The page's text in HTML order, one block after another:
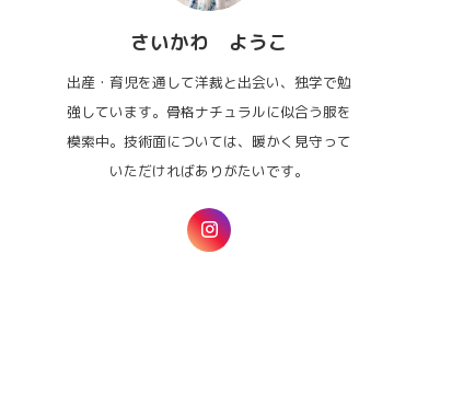
さいかわ ようこ
出産・育児を通して洋裁と出会い、独学で勉
強しています。骨格ナチュラルに似合う服を
模索中。技術面については、暖かく見守って
いただければありがたいです。